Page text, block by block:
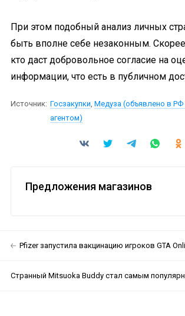
При этом подобный анализ личных
быть вполне себе незаконным.
кто даст добровольное согласие на
информации, что есть в публичном
Источник: Госзакупки, Медуза (объявлено в
агентом)
Предложения магазинов
Pfizer запустила вакцинацию игроков GTA
Странный Mitsuoka Buddy стал самым популярным